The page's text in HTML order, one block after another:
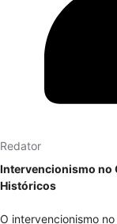
Redator
Intervencionismo no
Históricos
O intervencionismo